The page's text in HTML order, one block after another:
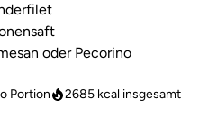
oder Pecorino
Portion 2685 kcal insgesamt